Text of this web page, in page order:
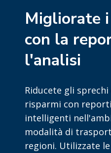
Migliorate
con la
l'analisi
Riducete gli
risparmi con
intelligenti
modalità di
regioni. Utilizzate